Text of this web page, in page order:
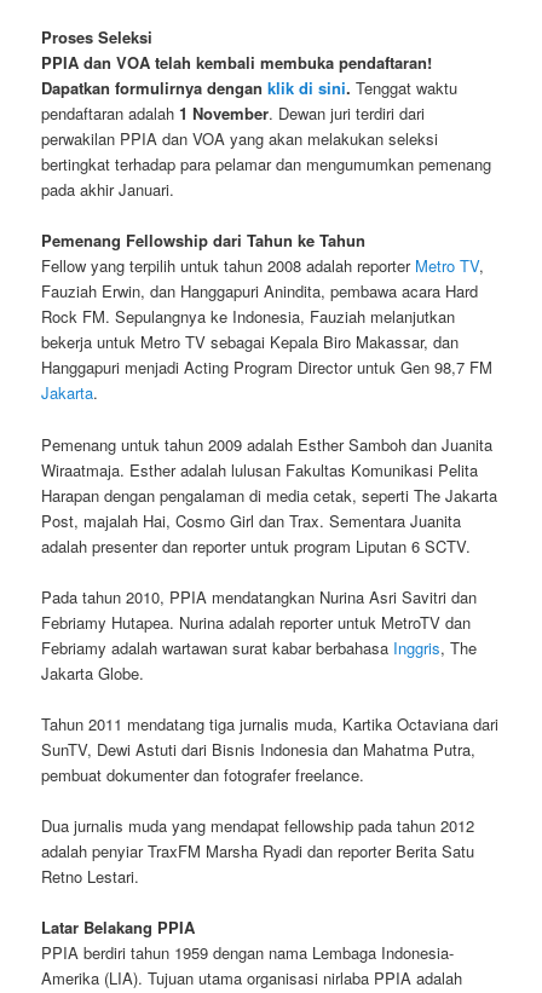
Proses Seleksi
PPIA dan VOA telah kembali membuka pendaftaran!
Dapatkan formulirnya denganklik di sini. Tenggat waktu
pendaftaran adalah1 November. Dewan juri terdiri dari
perwakilan PPIA dan VOA yang akan melakukan seleksi
bertingkat terhadap para pelamar dan mengumumkan pemenang
pada akhir Januari.
Pemenang Fellowship dari Tahun ke Tahun
Fellow yang terpilih untuk tahun 2008 adalah reporter Metro TV,
Fauziah Erwin, dan Hanggapuri Anindita, pembawa acara Hard
Rock FM. Sepulangnya ke Indonesia, Fauziah melanjutkan
bekerja untuk Metro TV sebagai Kepala Biro Makassar, dan
Hanggapuri menjadi Acting Program Director untuk Gen 98,7 FM
Jakarta.
Pemenang untuk tahun 2009 adalah Esther Samboh dan Juanita
Wiraatmaja. Esther adalah lulusan Fakultas Komunikasi Pelita
Harapan dengan pengalaman di media cetak, seperti The Jakarta
Post, majalah Hai, Cosmo Girl dan Trax. Sementara Juanita
adalah presenter dan reporter untuk program Liputan 6 SCTV.
Pada tahun 2010, PPIA mendatangkan Nurina Asri Savitri dan
Febriamy Hutapea. Nurina adalah reporter untuk MetroTV dan
Febriamy adalah wartawan surat kabar berbahasa Inggris, The
Jakarta Globe.
Tahun 2011 mendatang tiga jurnalis muda, Kartika Octaviana dari
SunTV, Dewi Astuti dari Bisnis Indonesia dan Mahatma Putra,
pembuat dokumenter dan fotografer freelance.
Dua jurnalis muda yang mendapat fellowship pada tahun 2012
adalah penyiar TraxFM Marsha Ryadi dan reporter Berita Satu
Retno Lestari.
Latar Belakang PPIA
PPIA berdiri tahun 1959 dengan nama Lembaga Indonesia-
Amerika (LIA). Tujuan utama organisasi nirlaba PPIA adalah